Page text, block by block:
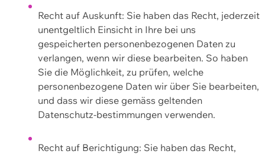
Recht auf Auskunft: Sie haben das Recht, jederzeit
unentgeltlich Einsicht in Ihre bei uns
gespeicherten personenbezogenen Daten zu
verlangen, wenn wir diese bearbeiten. So haben
Sie die Möglichkeit, zu prüfen, welche
personenbezogene Daten wir über Sie bearbeiten,
und dass wir diese gemäss geltenden
Datenschutz-bestimmungen verwenden.
Recht auf Berichtigung: Sie haben das Recht,